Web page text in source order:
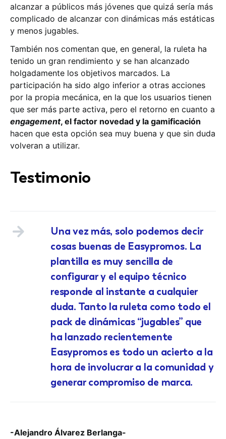
alcanzar a públicos más jóvenes que quizá sería más
complicado de alcanzar con dinámicas más estáticas
y menos jugables.
También nos comentan que, en general, la ruleta ha
tenido un gran rendimiento y se han alcanzado
holgadamente los objetivos marcados. La
participación ha sido algo inferior a otras acciones
por la propia mecánica, en la que los usuarios tienen
que ser más parte activa, pero el retorno en cuanto a
engagement, el factor novedad y la gamificación
hacen que esta opción sea muy buena y que sin duda
volveran a utilizar.
Testimonio
Una vez más, solo podemos decir
cosas buenas de Easypromos. La
plantilla es muy sencilla de
configurar y el equipo técnico
responde al instante a cualquier
duda. Tanto la ruleta como todo el
pack de dinámicas “jugables” que
ha lanzado recientemente
Easypromos es todo un acierto a la
hora de involucrar a la comunidad y
generar compromiso de marca.
-Alejandro Álvarez Berlanga-